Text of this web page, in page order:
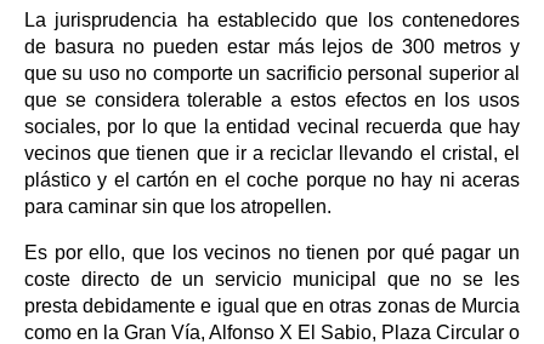
La jurisprudencia ha establecido que los contenedores
de basura no pueden estar más lejos de 300 metros y
que su uso no comporte un sacrificio personal superior al
que se considera tolerable a estos efectos en los usos
sociales, por lo que la entidad vecinal recuerda que hay
vecinos que tienen que ir a reciclar llevando el cristal, el
plástico y el cartón en el coche porque no hay ni aceras
para caminar sin que los atropellen.
Es por ello, que los vecinos no tienen por qué pagar un
coste directo de un servicio municipal que no se les
presta debidamente e igual que en otras zonas de Murcia
como en la Gran Vía, Alfonso X El Sabio, Plaza Circular o